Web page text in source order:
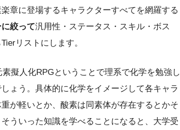
章に登場するキャラクターすべてを網羅する
絞って汎用性・ステータス・スキル・ボス
リストにします。
擬人化RPGということで理系で化学を勉強し
ょう。具体的に化学をイメージして各キャラ
が軽いとか、酸素は同素体が存在するとかそ
ういった知識を学べることになると、大学受